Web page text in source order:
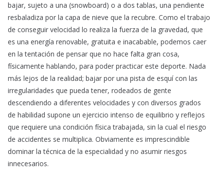
bajar, sujeto a una (snowboard) o a dos tablas, una pendiente
resbaladiza por la capa de nieve que la recubre. Como el trabajo
de conseguir velocidad lo realiza la fuerza de la gravedad, que
es una energía renovable, gratuita e inacabable, podemos caer
en la tentación de pensar que no hace falta gran cosa,
físicamente hablando, para poder practicar este deporte. Nada
más lejos de la realidad; bajar por una pista de esquí con las
irregularidades que pueda tener, rodeados de gente
descendiendo a diferentes velocidades y con diversos grados
de habilidad supone un ejercicio intenso de equilibrio y reflejos
que requiere una condición física trabajada, sin la cual el riesgo
de accidentes se multiplica. Obviamente es imprescindible
dominar la técnica de la especialidad y no asumir riesgos
innecesarios.